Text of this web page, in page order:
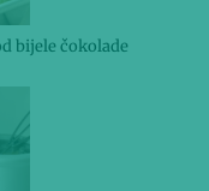
bijele čokolade